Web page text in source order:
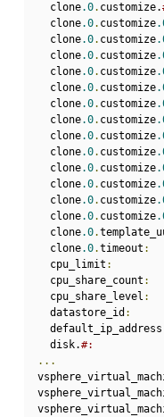
clone.0. customize.
clone.0. customize
clone.0. customize
clone.0. customize
clone.0. customize
clone.0. customize
clone.0. customize
clone.0. customize
clone.0. customize
clone.0. customize
clone.0. customize
clone.0. customize
clone.0. customize
clone.0. customize
clone.0.
clone.0.timeout :
cpu_limit :
cpu_share_count :
cpu_share_level :
datastore_id :
default_ip_address
disk.#:
...